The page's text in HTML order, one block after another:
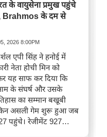
के वायुसेना प्रमुख पहुंचे
Brahmos के दम से
2026 8:00PM
एपी सिंह ने हनोई में
नेता होची मिन को
यह साफ कर दिया कि
के संघर्ष और उसके
का सम्मान बखूबी
असली गेम शुरू हुआ जब
पहुंचे। रेजीमेंट 927